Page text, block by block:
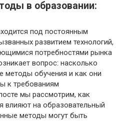
в образовании:
под постоянным
развитием технологий,
потребностями рынка
вопрос: насколько
методы обучения и как они
к требованиям
мы рассмотрим, как
влияют на образовательный
методы могут быть